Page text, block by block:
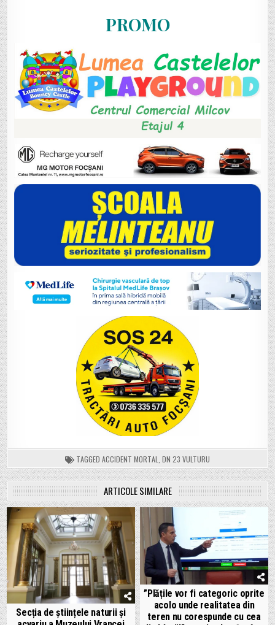
PROMO
TAGGED ACCIDENT MORTAL DN 23 VULTURU
ARTICOLE SIMILARE
Secția de științele naturii și
”Plățile vor fi categoric oprite
acolo unde realitatea din
teren nu corespunde cu cea